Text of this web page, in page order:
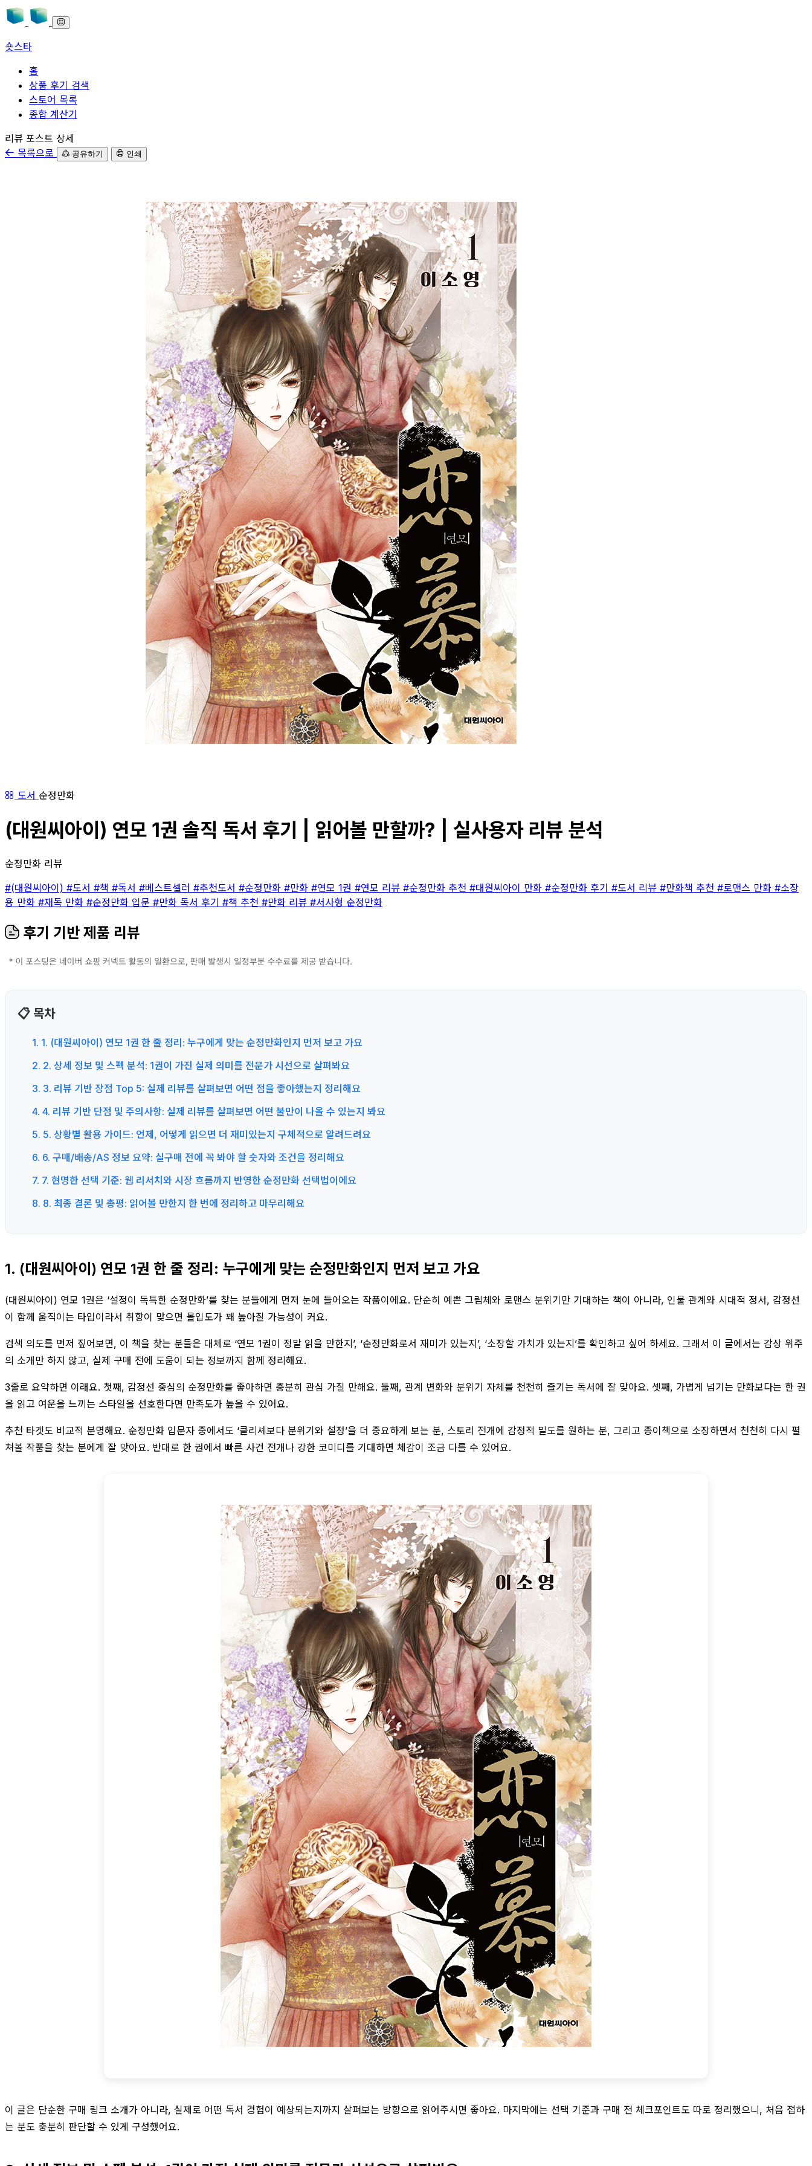
숏스타
홈
상품 후기 검색
스토어 목록
종합 계산기
본문으로 바로가기
리뷰 포스트 상세
목록으로
공유하기 인쇄
도서 순정만화
(대원씨아이) 연모 1권 솔직 독서 후기 | 읽어볼 만할까? | 실사용자 리뷰 분석
순정만화 리뷰
#(대원씨아이) #도서 #책 #독서 #베스트셀러 #추천도서 #순정만화 #만화 #연모 1권 #연모 리뷰 #순정만화 추천 #대원씨아이 만화 #순정만화 후기 #도서 리뷰 #만화책 추천 #로맨스 만화 #소장
용 만화 #재독 만화 #순정만화 입문 #만화 독서 후기 #책 추천 #만화 리뷰 #서사형 순정만화
후기 기반 제품 리뷰
📋 목차
1. 1. (대원씨아이) 연모 1권 한 줄 정리: 누구에게 맞는 순정만화인지 먼저 보고 가요
2. 2. 상세 정보 및 스펙 분석: 1권이 가진 실제 의미를 전문가 시선으로 살펴봐요
3. 3. 리뷰 기반 장점 Top 5: 실제 리뷰를 살펴보면 어떤 점을 좋아했는지 정리해요
4. 4. 리뷰 기반 단점 및 주의사항: 실제 리뷰를 살펴보면 어떤 불만이 나올 수 있는지 봐요
5. 5. 상황별 활용 가이드: 언제, 어떻게 읽으면 더 재미있는지 구체적으로 알려드려요
6. 6. 구매/배송/AS 정보 요약: 실구매 전에 꼭 봐야 할 숫자와 조건을 정리해요
7. 7. 현명한 선택 기준: 웹 리서치와 시장 흐름까지 반영한 순정만화 선택법이에요
8. 8. 최종 결론 및 총평: 읽어볼 만한지 한 번에 정리하고 마무리해요
1. (대원씨아이) 연모 1권 한 줄 정리: 누구에게 맞는 순정만화인지 먼저 보고 가요
(대원씨아이) 연모 1권은 ‘설정이 독특한 순정만화’를 찾는 분들에게 먼저 눈에 들어오는 작품이에요. 단순히 예쁜 그림체와 로맨스 분위기만 기대하는 책이 아니라, 인물 관계와 시대적 정서, 감정선
이 함께 움직이는 타입이라서 취향이 맞으면 몰입도가 꽤 높아질 가능성이 커요.
검색 의도를 먼저 짚어보면, 이 책을 찾는 분들은 대체로 ‘연모 1권이 정말 읽을 만한지’, ‘순정만화로서 재미가 있는지’, ‘소장할 가치가 있는지’를 확인하고 싶어 하세요. 그래서 이 글에서는 감상 위주
의 소개만 하지 않고, 실제 구매 전에 도움이 되는 정보까지 함께 정리해요.
3줄로 요약하면 이래요. 첫째, 감정선 중심의 순정만화를 좋아하면 충분히 관심 가질 만해요. 둘째, 관계 변화와 분위기 자체를 천천히 즐기는 독서에 잘 맞아요. 셋째, 가볍게 넘기는 만화보다는 한 권
을 읽고 여운을 느끼는 스타일을 선호한다면 만족도가 높을 수 있어요.
추천 타겟도 비교적 분명해요. 순정만화 입문자 중에서도 ‘클리셰보다 분위기와 설정’을 더 중요하게 보는 분, 스토리 전개에 감정적 밀도를 원하는 분, 그리고 종이책으로 소장하면서 천천히 다시 펼
쳐볼 작품을 찾는 분에게 잘 맞아요. 반대로 한 권에서 빠른 사건 전개나 강한 코미디를 기대하면 체감이 조금 다를 수 있어요.
이 글은 단순한 구매 링크 소개가 아니라, 실제로 어떤 독서 경험이 예상되는지까지 살펴보는 방향으로 읽어주시면 좋아요. 마지막에는 선택 기준과 구매 전 체크포인트도 따로 정리했으니, 처음 접하
는 분도 충분히 판단할 수 있게 구성했어요.